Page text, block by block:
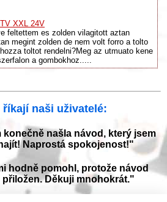
XXL 24V
feltettem es zolden vilagitott aztan
megint zolden de nem volt forro a tolto
toltot rendelni?Meg az utmuato kene
a gombokhoz.....
říkají naši uživatelé:
konečně našla návod, který jsem
Naprostá spokojenost!"
hodně pomohl, protože návod
Děkuji mnohokrát."